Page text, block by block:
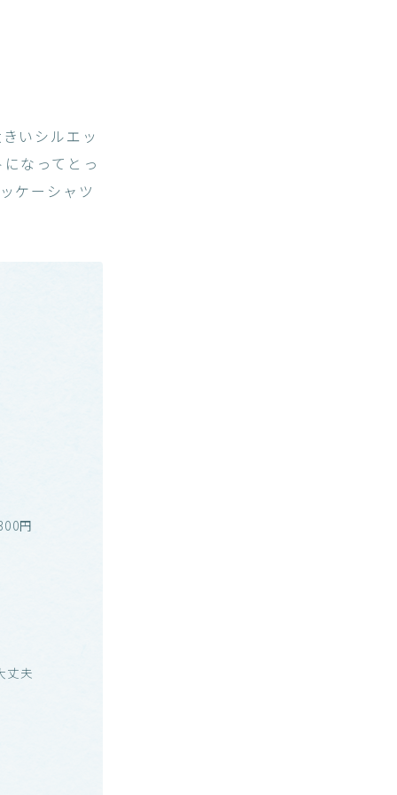
いシルエッ
なってとっ
ケーシャツ
円
丈夫